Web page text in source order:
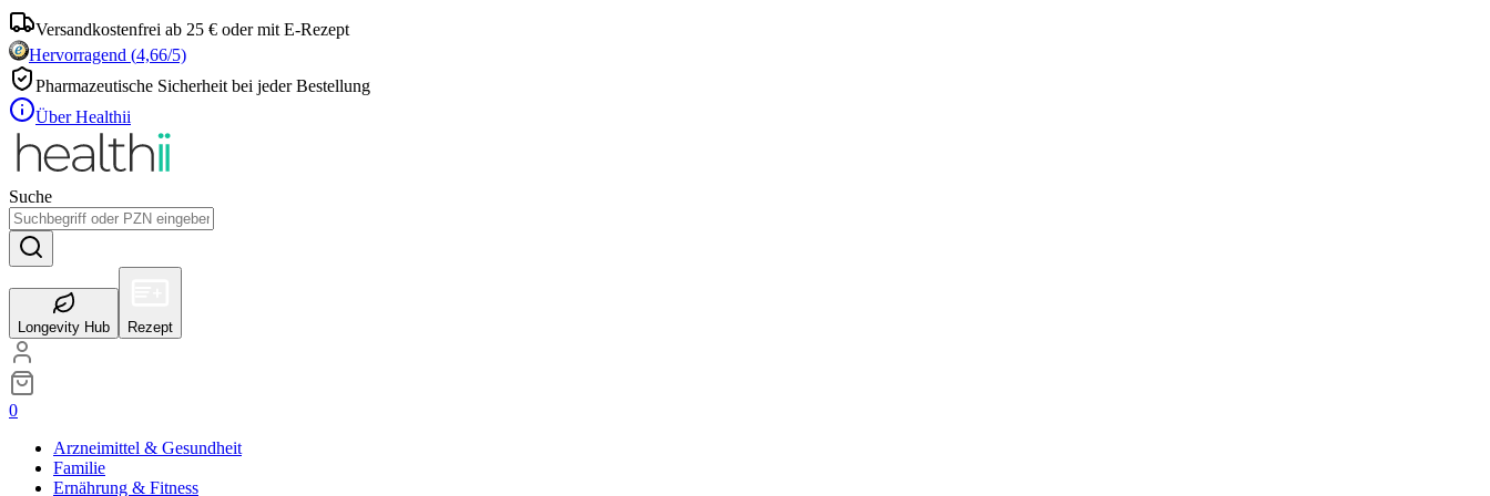
Versandkostenfrei ab 25 € oder mit E-Rezept
Hervorragend (4,66/5)
Pharmazeutische Sicherheit bei jeder Bestellung
Über Healthii
Suche
Longevity Hub Rezept
0
Arzneimittel & Gesundheit
Familie
Ernährung & Fitness